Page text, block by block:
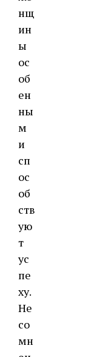
нщ
ин
ы
ос
об
ен
ны
м
и
сп
ос
об
ств
ую
т
ус
пе
ху.
Не
со
мн